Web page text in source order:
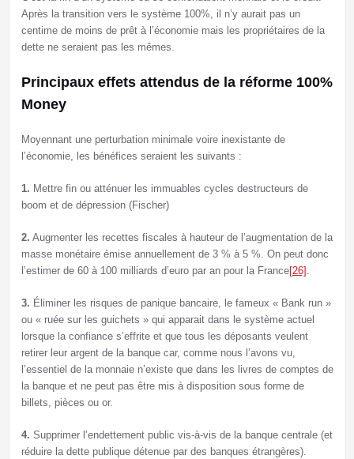
Après la transition vers le système 100%, il n’y aurait pas un
centime de moins de prêt à l’économie mais les propriétaires de la
dette ne seraient pas les mêmes.
Principaux effets attendus de la réforme 100%
Money
Moyennant une perturbation minimale voire inexistante de
l’économie, les bénéfices seraient les suivants :
1. Mettre fin ou atténuer les immuables cycles destructeurs de
boom et de dépression (Fischer)
2. Augmenter les recettes fiscales à hauteur de l’augmentation de la
masse monétaire émise annuellement de 3 % à 5 %. On peut donc
l’estimer de 60 à 100 milliards d’euro par an pour la France[26] .
3. Éliminer les risques de panique bancaire, le fameux « Bank run »
ou « ruée sur les guichets » qui apparait dans le système actuel
lorsque la confiance s’effrite et que tous les déposants veulent
retirer leur argent de la banque car, comme nous l’avons vu,
l’essentiel de la monnaie n’existe que dans les livres de comptes de
la banque et ne peut pas être mis à disposition sous forme de
billets, pièces ou or.
4. Supprimer l’endettement public vis-à-vis de la banque centrale (et
réduire la dette publique détenue par des banques étrangères).